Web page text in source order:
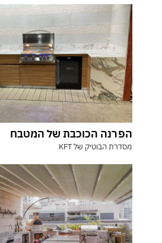
הפרנה הכוכבת של המטבח
מסדרת הבוטיק של KFT